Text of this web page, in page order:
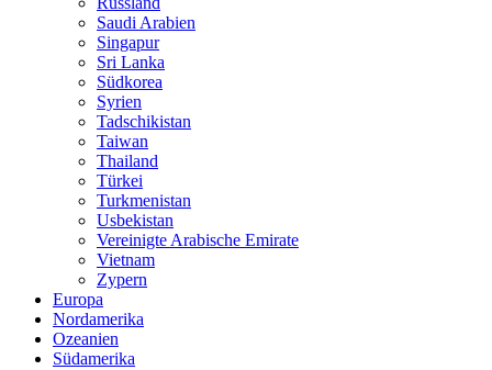
Saudi Arabien
Singapur
Sri Lanka
Südkorea
Syrien
Tadschikistan
Taiwan
Thailand
Türkei
Turkmenistan
Usbekistan
Vereinigte Arabische Emirate
Vietnam
Zypern
Europa
Nordamerika
Ozeanien
Südamerika